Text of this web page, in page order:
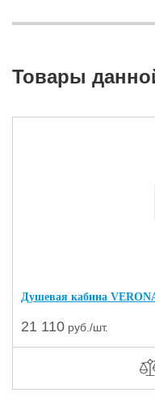
Товары
Душевая кабина
21 110 руб./шт.